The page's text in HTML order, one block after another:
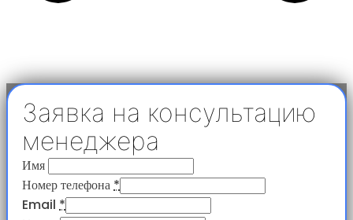
Заявка на консультацию
менеджера
Имя
Номер телефона*
Email *